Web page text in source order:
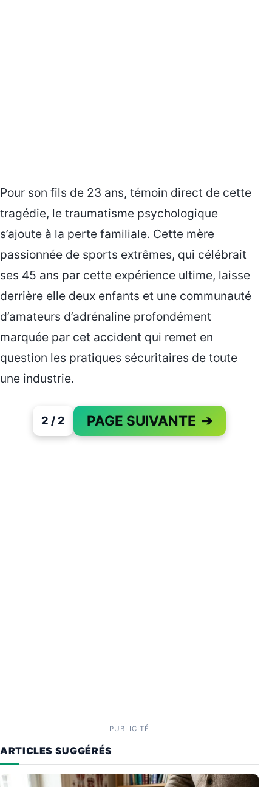
Pour son fils de 23 ans, témoin direct de cette
tragédie, le traumatisme psychologique
s’ajoute à la perte familiale. Cette mère
passionnée de sports extrêmes, qui célébrait
ses 45 ans par cette expérience ultime, laisse
derrière elle deux enfants et une communauté
d’amateurs d’adrénaline profondément
marquée par cet accident qui remet en
question les pratiques sécuritaires de toute
une industrie.
2 / 2 PAGE SUIVANTE ➔
PAGE 2 OF 2
PUBLICITÉ
ARTICLES SUGGÉRÉS